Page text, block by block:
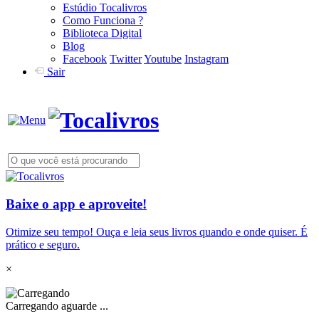
Estúdio Tocalivros
Como Funciona ?
Biblioteca Digital
Blog
Facebook TwitterYoutube Instagram
Sair
Baixe o app e aproveite!
Otimize seu tempo! Ouça e leia seus livros quando e onde quiser. É
prático e seguro.
×
Carregando aguarde ...